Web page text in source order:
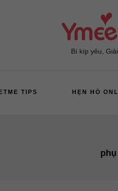
Bí kíp yêu,
TIPS HẸN HÒ